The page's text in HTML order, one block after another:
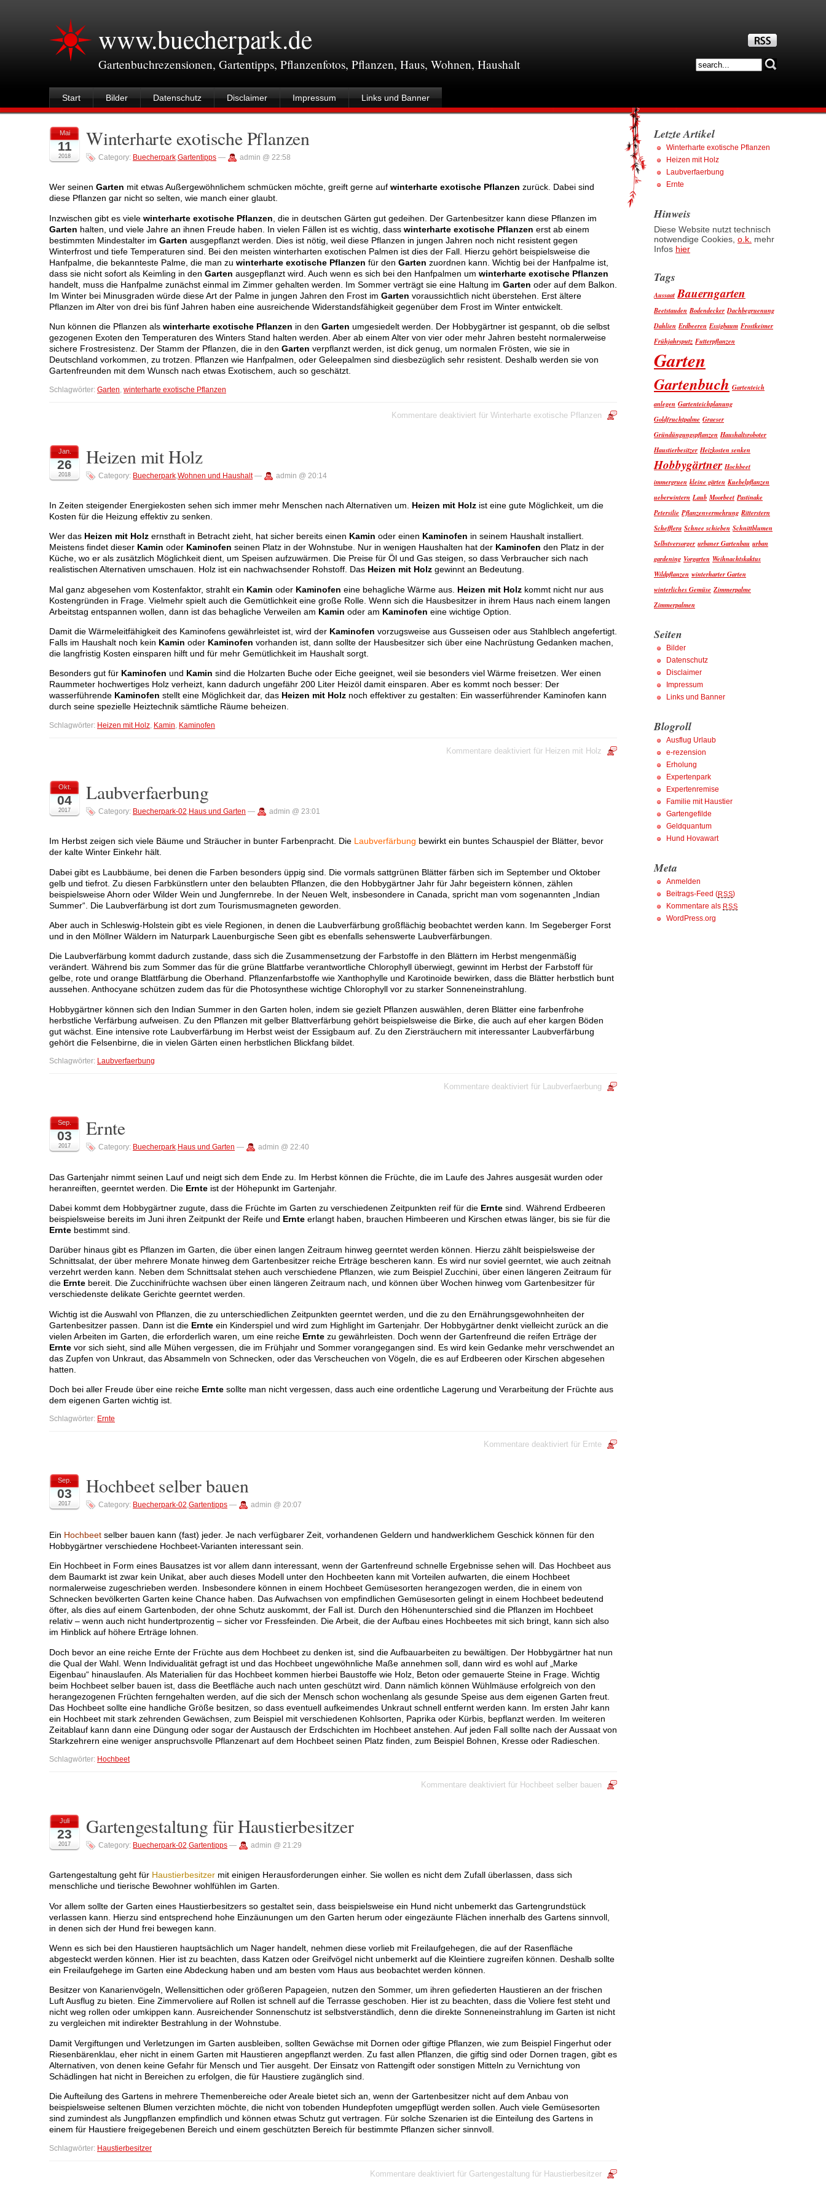
www.buecherpark.de
Gartenbuchrezensionen, Gartentipps, Pflanzenfotos, Pflanzen, Haus, Wohnen, Haushalt
Start Bilder Datenschutz Disclaimer Impressum Links und Banner
Mai
11
2018
Winterharte exotische Pflanzen
Category: Buecherpark,Gartentipps — admin @ 22:58
Wer seinen Garten mit etwas Außergewöhnlichem schmücken möchte, greift gerne auf winterharte exotische Pflanzen zurück. Dabei sind
diese Pflanzen gar nicht so selten, wie manch einer glaubt.
Inzwischen gibt es viele winterharte exotische Pflanzen , die in deutschen Gärten gut gedeihen. Der Gartenbesitzer kann diese Pflanzen im
Garten halten, und viele Jahre an ihnen Freude haben. In vielen Fällen ist es wichtig, dass winterharte exotische Pflanzen erst ab einem
bestimmten Mindestalter im Garten ausgepflanzt werden. Dies ist nötig, weil diese Pflanzen in jungen Jahren noch nicht resistent gegen
Winterfrost und tiefe Temperaturen sind. Bei den meisten winterharten exotischen Palmen ist dies der Fall. Hierzu gehört beispielsweise die
Hanfpalme, die bekannteste Palme, die man zu winterharte exotische Pflanzen für den Garten zuordnen kann. Wichtig bei der Hanfpalme ist,
dass sie nicht sofort als Keimling in den Garten ausgepflanzt wird. Auch wenn es sich bei den Hanfpalmen um winterharte exotische Pflanzen
handelt, muss die Hanfpalme zunächst einmal im Zimmer gehalten werden. Im Sommer verträgt sie eine Haltung im Garten oder auf dem Balkon.
Im Winter bei Minusgraden würde diese Art der Palme in jungen Jahren den Frost im Garten voraussichtlich nicht überstehen. Erst ältere
Pflanzen im Alter von drei bis fünf Jahren haben eine ausreichende Widerstandsfähigkeit gegenüber dem Frost im Winter entwickelt.
Nun können die Pflanzen als winterharte exotische Pflanzen in den Garten umgesiedelt werden. Der Hobbygärtner ist gespannt, ob die selbst
gezogenen Exoten den Temperaturen des Winters Stand halten werden. Aber ab einem Alter von vier oder mehr Jahren besteht normalerweise
sichere Frostresistenz. Der Stamm der Pflanzen, die in den Garten verpflanzt werden, ist dick genug, um normalen Frösten, wie sie in
Deutschland vorkommen, zu trotzen. Pflanzen wie Hanfpalmen, oder Geleepalmen sind diesbezüglich sehr resistent. Deshalb werden sie von
Gartenfreunden mit dem Wunsch nach etwas Exotischem, auch so geschätzt.
Schlagwörter: Garten winterharte exotische Pflanzen
Kommentare deaktiviert für Winterharte exotische Pflanzen
Jan.
26
2018
Heizen mit Holz
Category: Buecherpark Wohnen und Haushalt— admin @ 20:14
In Zeiten steigender Energiekosten sehen sich immer mehr Menschen nach Alternativen um. Heizen mit Holz ist eine gute Möglichkeit, um die
Kosten für die Heizung effektiv zu senken.
Wer das Heizen mit Holz ernsthaft in Betracht zieht, hat sicher bereits einen Kamin oder einen Kaminofen in seinem Haushalt installiert.
Meistens findet dieser Kamin oder Kaminofen seinen Platz in der Wohnstube. Nur in wenigen Haushalten hat der Kaminofen den Platz in der
Küche, wo er als zusätzlich Möglichkeit dient, um Speisen aufzuwärmen. Die Preise für Öl und Gas steigen, so dass Verbraucher sich nach
realistischen Alternativen umschauen. Holz ist ein nachwachsender Rohstoff. Das Heizen mit Holz gewinnt an Bedeutung.
Mal ganz abgesehen vom Kostenfaktor, strahlt ein Kamin oder Kaminofen eine behagliche Wärme aus. Heizen mit Holz kommt nicht nur aus
Kostengründen in Frage. Vielmehr spielt auch die Gemütlichkeit eine große Rolle. Wenn sich die Hausbesitzer in ihrem Haus nach einem langen
Arbeitstag entspannen wollen, dann ist das behagliche Verweilen am Kamin oder am Kaminofen eine wichtige Option.
Damit die Wärmeleitfähigkeit des Kaminofens gewährleistet ist, wird der Kaminofen vorzugsweise aus Gusseisen oder aus Stahlblech angefertigt.
Falls im Haushalt noch kein Kamin oder Kaminofen vorhanden ist, dann sollte der Hausbesitzer sich über eine Nachrüstung Gedanken machen,
die langfristig Kosten einsparen hilft und für mehr Gemütlichkeit im Haushalt sorgt.
Besonders gut für Kaminofen und Kamin sind die Holzarten Buche oder Eiche geeignet, weil sie besonders viel Wärme freisetzen. Wer einen
Raummeter hochwertiges Holz verheizt, kann dadurch ungefähr 200 Liter Heizöl damit einsparen. Aber es kommt noch besser: Der
wasserführende Kaminofen stellt eine Möglichkeit dar, das Heizen mit Holz noch effektiver zu gestalten: Ein wasserführender Kaminofen kann
durch seine spezielle Heiztechnik sämtliche Räume beheizen.
Schlagwörter: Heizen mit Holz, Kamin, Kaminofen
Kommentare deaktiviert für Heizen mit Holz
Okt.
04
2017
Laubverfaerbung
Category: Buecherpark-02,Haus und Garten — admin @ 23:01
Im Herbst zeigen sich viele Bäume und Sträucher in bunter Farbenpracht. Die Laubverfärbung bewirkt ein buntes Schauspiel der Blätter, bevor
der kalte Winter Einkehr hält.
Dabei gibt es Laubbäume, bei denen die Farben besonders üppig sind. Die vormals sattgrünen Blätter färben sich im September und Oktober
gelb und tiefrot. Zu diesen Farbkünstlern unter den belaubten Pflanzen, die den Hobbygärtner Jahr für Jahr begeistern können, zählen
beispielsweise Ahorn oder Wilder Wein und Jungfernrebe. In der Neuen Welt, insbesondere in Canada, spricht man vom sogenannten „Indian
Summer“. Die Laubverfärbung ist dort zum Tourismusmagneten geworden.
Aber auch in Schleswig-Holstein gibt es viele Regionen, in denen die Laubverfärbung großflächig beobachtet werden kann. Im Segeberger Forst
und in den Möllner Wäldern im Naturpark Lauenburgische Seen gibt es ebenfalls sehenswerte Laubverfärbungen.
Die Laubverfärbung kommt dadurch zustande, dass sich die Zusammensetzung der Farbstoffe in den Blättern im Herbst mengenmäßig
verändert. Während bis zum Sommer das für die grüne Blattfarbe verantwortliche Chlorophyll überwiegt, gewinnt im Herbst der Farbstoff für
gelbe, rote und orange Blattfärbung die Oberhand. Pflanzenfarbstoffe wie Xanthophylle und Karotinoide bewirken, dass die Blätter herbstlich bunt
aussehen. Anthocyane schützen zudem das für die Photosynthese wichtige Chlorophyll vor zu starker Sonneneinstrahlung.
Hobbygärtner können sich den Indian Summer in den Garten holen, indem sie gezielt Pflanzen auswählen, deren Blätter eine farbenfrohe
herbstliche Verfärbung aufweisen. Zu den Pflanzen mit gelber Blattverfärbung gehört beispielsweise die Birke, die auch auf eher kargen Böden
gut wächst. Eine intensive rote Laubverfärbung im Herbst weist der Essigbaum auf. Zu den Ziersträuchern mit interessanter Laubverfärbung
gehört die Felsenbirne, die in vielen Gärten einen herbstlichen Blickfang bildet.
Schlagwörter: Laubverfaerbung
Kommentare deaktiviert für Laubverfaerbung
Sep.
03
2017
Ernte
Category: Buecherpark,Haus und Garten — admin @ 22:40
Das Gartenjahr nimmt seinen Lauf und neigt sich dem Ende zu. Im Herbst können die Früchte, die im Laufe des Jahres ausgesät wurden oder
heranreiften, geerntet werden. Die Ernte ist der Höhepunkt im Gartenjahr.
Dabei kommt dem Hobbygärtner zugute, dass die Früchte im Garten zu verschiedenen Zeitpunkten reif für die Ernte sind. Während Erdbeeren
beispielsweise bereits im Juni ihren Zeitpunkt der Reife und Ernte erlangt haben, brauchen Himbeeren und Kirschen etwas länger, bis sie für die
Ernte bestimmt sind.
Darüber hinaus gibt es Pflanzen im Garten, die über einen langen Zeitraum hinweg geerntet werden können. Hierzu zählt beispielsweise der
Schnittsalat, der über mehrere Monate hinweg dem Gartenbesitzer reiche Erträge bescheren kann. Es wird nur soviel geerntet, wie auch zeitnah
verzehrt werden kann. Neben dem Schnittsalat stehen auch verschiedene Pflanzen, wie zum Beispiel Zucchini, über einen längeren Zeitraum für
die Ernte bereit. Die Zucchinifrüchte wachsen über einen längeren Zeitraum nach, und können über Wochen hinweg vom Gartenbesitzer für
verschiedenste delikate Gerichte geerntet werden.
Wichtig ist die Auswahl von Pflanzen, die zu unterschiedlichen Zeitpunkten geerntet werden, und die zu den Ernährungsgewohnheiten der
Gartenbesitzer passen. Dann ist die Ernte ein Kinderspiel und wird zum Highlight im Gartenjahr. Der Hobbygärtner denkt vielleicht zurück an die
vielen Arbeiten im Garten, die erforderlich waren, um eine reiche Ernte zu gewährleisten. Doch wenn der Gartenfreund die reifen Erträge der
Ernte vor sich sieht, sind alle Mühen vergessen, die im Frühjahr und Sommer vorangegangen sind. Es wird kein Gedanke mehr verschwendet an
das Zupfen von Unkraut, das Absammeln von Schnecken, oder das Verscheuchen von Vögeln, die es auf Erdbeeren oder Kirschen abgesehen
hatten.
Doch bei aller Freude über eine reiche Ernte sollte man nicht vergessen, dass auch eine ordentliche Lagerung und Verarbeitung der Früchte aus
dem eigenen Garten wichtig ist.
Schlagwörter: Ernte
Kommentare deaktiviert für Ernte
Sep.
03
2017
Hochbeet selber bauen
Category: Buecherpark-02,Gartentipps — admin @ 20:07
Ein Hochbeet selber bauen kann (fast) jeder. Je nach verfügbarer Zeit, vorhandenen Geldern und handwerklichem Geschick können für den
Hobbygärtner verschiedene Hochbeet-Varianten interessant sein.
Ein Hochbeet in Form eines Bausatzes ist vor allem dann interessant, wenn der Gartenfreund schnelle Ergebnisse sehen will. Das Hochbeet aus
dem Baumarkt ist zwar kein Unikat, aber auch dieses Modell unter den Hochbeeten kann mit Vorteilen aufwarten, die einem Hochbeet
normalerweise zugeschrieben werden. Insbesondere können in einem Hochbeet Gemüsesorten herangezogen werden, die in einem von
Schnecken bevölkerten Garten keine Chance haben. Das Aufwachsen von empfindlichen Gemüsesorten gelingt in einem Hochbeet bedeutend
öfter, als dies auf einem Gartenboden, der ohne Schutz auskommt, der Fall ist. Durch den Höhenunterschied sind die Pflanzen im Hochbeet
relativ – wenn auch nicht hundertprozentig – sicher vor Fressfeinden. Die Arbeit, die der Aufbau eines Hochbeetes mit sich bringt, kann sich also
im Hinblick auf höhere Erträge lohnen.
Doch bevor an eine reiche Ernte der Früchte aus dem Hochbeet zu denken ist, sind die Aufbauarbeiten zu bewältigen. Der Hobbygärtner hat nun
die Qual der Wahl. Wenn Individualität gefragt ist und das Hochbeet ungewöhnliche Maße annehmen soll, dann wird es wohl auf „Marke
Eigenbau“ hinauslaufen. Als Materialien für das Hochbeet kommen hierbei Baustoffe wie Holz, Beton oder gemauerte Steine in Frage. Wichtig
beim Hochbeet selber bauen ist, dass die Beetfläche auch nach unten geschützt wird. Dann nämlich können Wühlmäuse erfolgreich von den
herangezogenen Früchten ferngehalten werden, auf die sich der Mensch schon wochenlang als gesunde Speise aus dem eigenen Garten freut.
Das Hochbeet sollte eine handliche Größe besitzen, so dass eventuell aufkeimendes Unkraut schnell entfernt werden kann. Im ersten Jahr kann
ein Hochbeet mit stark zehrenden Gewächsen, zum Beispiel mit verschiedenen Kohlsorten, Paprika oder Kürbis, bepflanzt werden. Im weiteren
Zeitablauf kann dann eine Düngung oder sogar der Austausch der Erdschichten im Hochbeet anstehen. Auf jeden Fall sollte nach der Aussaat von
Starkzehrern eine weniger anspruchsvolle Pflanzenart auf dem Hochbeet seinen Platz finden, zum Beispiel Bohnen, Kresse oder Radieschen.
Schlagwörter: Hochbeet
Kommentare deaktiviert für Hochbeet selber bauen
Juli
23
2017
Gartengestaltung für Haustierbesitzer
Category: Buecherpark-02,Gartentipps — admin @ 21:29
Gartengestaltung geht für Haustierbesitzer mit einigen Herausforderungen einher. Sie wollen es nicht dem Zufall überlassen, dass sich
menschliche und tierische Bewohner wohlfühlen im Garten.
Vor allem sollte der Garten eines Haustierbesitzers so gestaltet sein, dass beispielsweise ein Hund nicht unbemerkt das Gartengrundstück
verlassen kann. Hierzu sind entsprechend hohe Einzäunungen um den Garten herum oder eingezäunte Flächen innerhalb des Gartens sinnvoll,
in denen sich der Hund frei bewegen kann.
Wenn es sich bei den Haustieren hauptsächlich um Nager handelt, nehmen diese vorlieb mit Freilaufgehegen, die auf der Rasenfläche
abgesteckt werden können. Hier ist zu beachten, dass Katzen oder Greifvögel nicht unbemerkt auf die Kleintiere zugreifen können. Deshalb sollte
ein Freilaufgehege im Garten eine Abdeckung haben und am besten vom Haus aus beobachtet werden können.
Besitzer von Kanarienvögeln, Wellensittichen oder größeren Papageien, nutzen den Sommer, um ihren gefiederten Haustieren an der frischen
Luft Ausflug zu bieten. Eine Zimmervoliere auf Rollen ist schnell auf die Terrasse geschoben. Hier ist zu beachten, dass die Voliere fest steht und
nicht weg rollen oder umkippen kann. Ausreichender Sonnenschutz ist selbstverständlich, denn die direkte Sonneneinstrahlung im Garten ist nicht
zu vergleichen mit indirekter Bestrahlung in der Wohnstube.
Damit Vergiftungen und Verletzungen im Garten ausbleiben, sollten Gewächse mit Dornen oder giftige Pflanzen, wie zum Beispiel Fingerhut oder
Riesenbärenklau, eher nicht in einem Garten mit Haustieren angepflanzt werden. Zu fast allen Pflanzen, die giftig sind oder Dornen tragen, gibt es
Alternativen, von denen keine Gefahr für Mensch und Tier ausgeht. Der Einsatz von Rattengift oder sonstigen Mitteln zu Vernichtung von
Schädlingen hat nicht in Bereichen zu erfolgen, die für Haustiere zugänglich sind.
Die Aufteilung des Gartens in mehrere Themenbereiche oder Areale bietet sich an, wenn der Gartenbesitzer nicht auf dem Anbau von
beispielsweise seltenen Blumen verzichten möchte, die nicht von tobenden Hundepfoten umgepflügt werden sollen. Auch viele Gemüsesorten
sind zumindest als Jungpflanzen empfindlich und können etwas Schutz gut vertragen. Für solche Szenarien ist die Einteilung des Gartens in
einem für Haustiere freigegebenen Bereich und einem geschützten Bereich für bestimmte Pflanzen sicher sinnvoll.
Schlagwörter: Haustierbesitzer
Kommentare deaktiviert für Gartengestaltung für Haustierbesitzer
Letzte Artikel
Winterharte exotische Pflanzen
Heizen mit Holz
Laubverfaerbung
Ernte
Hinweis
Diese Website nutzt technisch
notwendige Cookies, o.k. mehr
Infos hier
Tags
Aussaat Bauerngarten
Beetstauden Bodendecker Dachbegruenung
Dahlien Erdbeeren Essigbaum Frostkeimer
Frühjahrsputz Futterpflanzen
Garten
Gartenbuch Gartenteich
anlegen Gartenteichplanung
Goldfruchtpalme Graeser
Gründüngungspflanzen Haushaltsroboter
Haustierbesitzer Heizkosten senken
Hobbygärtner Hochbeet
immergruen kleine gärten Kuebelpflanzen
ueberwintern Laub Moorbeet Pastinake
Petersilie Pflanzenvermehrung Ritterstern
Schefflera Schnee schieben Schnittblumen
Selbstversorger urbaner Gartenbau urban
gardening Vorgarten Weihnachtskaktus
Wildpflanzen winterharter Garten
winterliches Gemüse Zimmerpalme
Zimmerpalmen
Seiten
Bilder
Datenschutz
Disclaimer
Impressum
Links und Banner
Blogroll
Ausflug Urlaub
e-rezension
Erholung
Expertenpark
Expertenremise
Familie mit Haustier
Gartengefilde
Geldquantum
Hund Hovawart
Meta
Anmelden
Beitrags-Feed (RSS)
Kommentare als RSS
WordPress.org